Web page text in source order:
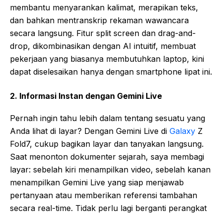
membantu menyarankan kalimat, merapikan teks,
dan bahkan mentranskrip rekaman wawancara
secara langsung. Fitur split screen dan drag-and-
drop, dikombinasikan dengan AI intuitif, membuat
pekerjaan yang biasanya membutuhkan laptop, kini
dapat diselesaikan hanya dengan smartphone lipat ini.
2. Informasi Instan dengan Gemini Live
Pernah ingin tahu lebih dalam tentang sesuatu yang
Anda lihat di layar? Dengan Gemini Live di Galaxy Z
Fold7, cukup bagikan layar dan tanyakan langsung.
Saat menonton dokumenter sejarah, saya membagi
layar: sebelah kiri menampilkan video, sebelah kanan
menampilkan Gemini Live yang siap menjawab
pertanyaan atau memberikan referensi tambahan
secara real-time. Tidak perlu lagi berganti perangkat